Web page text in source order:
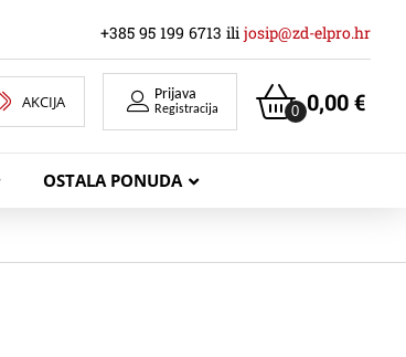
+385 95 199 6713 ili josip@zd-elpro.hr
AKCIJA Prijava
Registracija 0,00€
0
OSTALA PONUDA